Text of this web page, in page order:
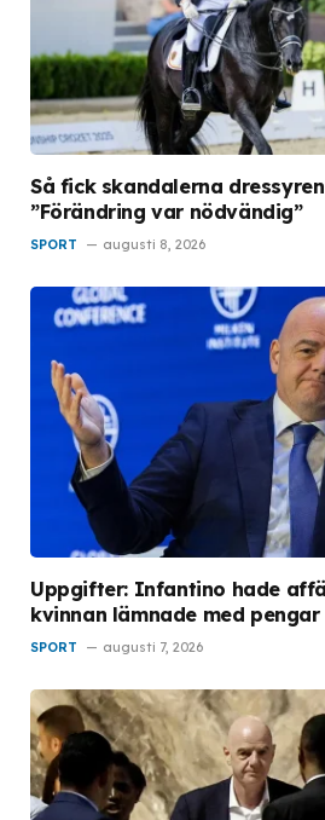
Så fick skandalerna
”Förändring var nödvändig”
SPORT augusti 8, 2026
Uppgifter: Infantino hade
kvinnan lämnade med pengar
SPORT augusti 7, 2026